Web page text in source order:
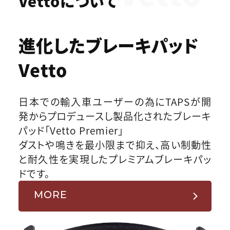
進化したブレーキパッド
Vetto
日本での輸入車ユーザーの為にTAPSが開
発からプロデュースし製品化されたブレーキ
パッド「Vetto Premier」
ダストや鳴きを最小限まで抑え、高い制動性
と耐久性を実現したプレミアムブレーキパッ
ドです。
MORE